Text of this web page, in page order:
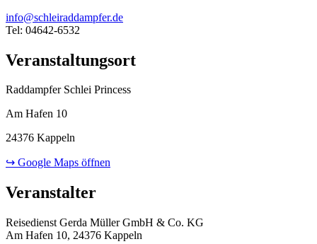
info@schleiraddampfer.de
Tel: 04642-6532
Veranstaltungsort
Raddampfer Schlei Princess
Am Hafen 10
24376 Kappeln
↪ Google Maps öffnen
Veranstalter
Reisedienst Gerda Müller GmbH & Co. KG
Am Hafen 10, 24376 Kappeln